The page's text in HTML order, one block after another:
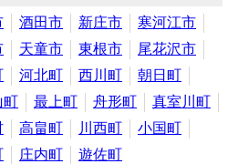
酒田市 新庄市
寒河江市
天童市 東根市
尾花沢市
河北町 西川町
朝日町
町 最上町 舟形町
真室川町
高畠町 川西町
小国町
庄内町 遊佐町